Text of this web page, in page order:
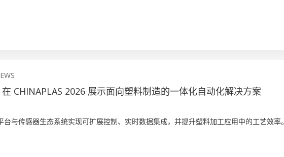
在 CHINAPLAS 2026 展示面向塑料制造的一体化自动化解决方案
台与传感器生态系统实现可扩展控制、实时数据集成，并提升塑料加工应用中的工艺效率。